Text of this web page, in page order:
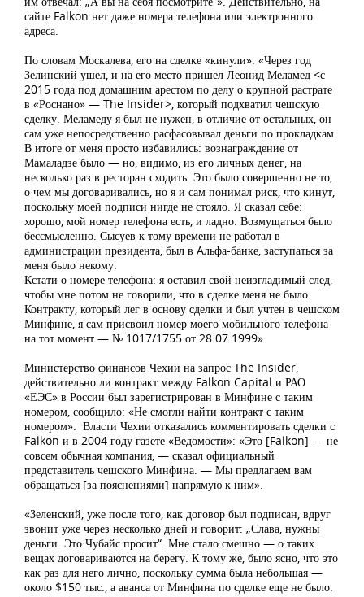
сайте Falkon нет даже номера телефона или электронного
адреса.
По словам Москалева, его на сделке «кинули»: «Через год
Зелинский ушел, и на его место пришел Леонид Меламед <с
2015 года под домашним арестом по делу о крупной растрате
в «Роснано» — The Insider>, который подхватил чешскую
сделку. Меламеду я был не нужен, в отличие от остальных, он
сам уже непосредственно расфасовывал деньги по прокладкам.
В итоге от меня просто избавились: вознаграждение от
Мамаладзе было — но, видимо, из его личных денег, на
несколько раз в ресторан сходить. Это было совершенно не то,
о чем мы договаривались, но я и сам понимал риск, что кинут,
поскольку моей подписи нигде не стояло. Я сказал себе:
хорошо, мой номер телефона есть, и ладно. Возмущаться было
бессмысленно. Сысуев к тому времени не работал в
администрации президента, был в Aльфа-банке, заступаться за
меня было некому.
Кстати о номере телефона: я оставил свой неизгладимый след,
чтобы мне потом не говорили, что в сделке меня не было.
Контракту, который лег в основу сделки и был учтен в чешском
Минфине, я сам присвоил номер моего мобильного телефона
на тот момент — № 1017/1755 от 28.07.1999».
Министерство финансов Чехии на запрос The Insider,
действительно ли контракт между Falkon Capital и РАО
«ЕЭС» в России был зарегистрирован в Минфине с таким
номером, сообщило: «Не смогли найти контракт с таким
номером». Власти Чехии отказались комментировать сделки с
Falkon и в 2004 году газете «Ведомости»: «Это [Falkon] — не
совсем обычная компания, — сказал официальный
представитель чешского Минфина. — Мы предлагаем вам
обращаться [за пояснениями] напрямую к ним».
«Зеленский, уже после того, как договор был подписан, вдруг
звонит уже через несколько дней и говорит: „Слава, нужны
деньги. Это Чубайс просит“. Мне стало смешно — о таких
вещах договариваются на берегу. К тому же, было ясно, что это
как раз для него лично, поскольку сумма была небольшая —
около $150 тыс., а аванса от Минфина по сделке еще не было.